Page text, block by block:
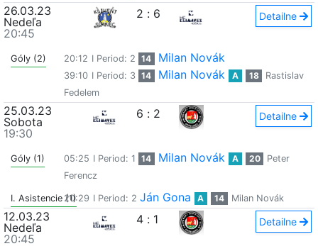
26.03.23
Nedeľa
20:45
2 : 6 Detailne
Góly (2) 20:12 I Period: 2 14 Milan Novák
39:10 I Period: 3 14 Milan Novák A 18
Rastislav
Fedelem
25.03.23
Sobota
19:30
6 : 2 Detailne
Góly (1) 05:25 I Period: 1 14 Milan Novák A 20
Peter
Ferencz
I. Asistencie (1)20:29 I Period: 2 Ján Gona A 14 Milan Novák
12.03.23
Nedeľa
20:45
4 : 1 Detailne